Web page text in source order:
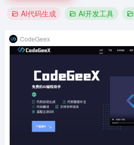
AI代码生成 AI开发工具
CodeGeex